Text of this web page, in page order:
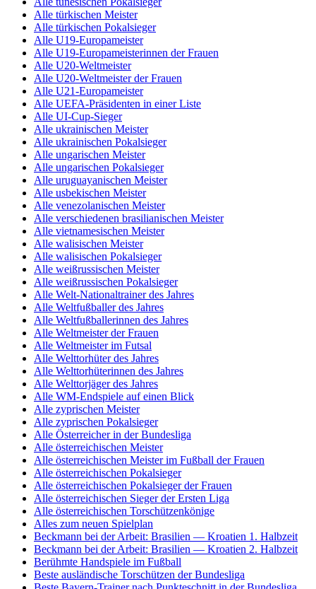
Alle türkischen Meister
Alle türkischen Pokalsieger
Alle U19-Europameister
Alle U19-Europameisterinnen der Frauen
Alle U20-Weltmeister
Alle U20-Weltmeister der Frauen
Alle U21-Europameister
Alle UEFA-Präsidenten in einer Liste
Alle UI-Cup-Sieger
Alle ukrainischen Meister
Alle ukrainischen Pokalsieger
Alle ungarischen Meister
Alle ungarischen Pokalsieger
Alle uruguayanischen Meister
Alle usbekischen Meister
Alle venezolanischen Meister
Alle verschiedenen brasilianischen Meister
Alle vietnamesischen Meister
Alle walisischen Meister
Alle walisischen Pokalsieger
Alle weißrussischen Meister
Alle weißrussischen Pokalsieger
Alle Welt-Nationaltrainer des Jahres
Alle Weltfußballer des Jahres
Alle Weltfußballerinnen des Jahres
Alle Weltmeister der Frauen
Alle Weltmeister im Futsal
Alle Welttorhüter des Jahres
Alle Welttorhüterinnen des Jahres
Alle Welttorjäger des Jahres
Alle WM-Endspiele auf einen Blick
Alle zyprischen Meister
Alle zyprischen Pokalsieger
Alle Österreicher in der Bundesliga
Alle österreichischen Meister
Alle österreichischen Meister im Fußball der Frauen
Alle österreichischen Pokalsieger
Alle österreichischen Pokalsieger der Frauen
Alle österreichischen Sieger der Ersten Liga
Alle österreichischen Torschützenkönige
Alles zum neuen Spielplan
Beckmann bei der Arbeit: Brasilien — Kroatien 1. Halbzeit
Beckmann bei der Arbeit: Brasilien — Kroatien 2. Halbzeit
Berühmte Handspiele im Fußball
Beste ausländische Torschützen der Bundesliga